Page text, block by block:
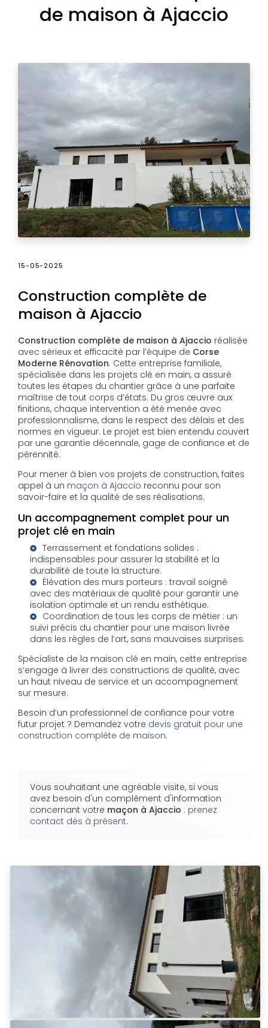
de maison à Ajaccio
15-05-2025
Construction complète de
maison à Ajaccio
Construction complète de maison à Ajaccio réalisée
avec sérieux et efficacité par l’équipe de Corse
Moderne Rénovation. Cette entreprise familiale,
spécialisée dans les projets clé en main, a assuré
toutes les étapes du chantier grâce à une parfaite
maîtrise de tout corps d’états. Du gros œuvre aux
finitions, chaque intervention a été menée avec
professionnalisme, dans le respect des délais et des
normes en vigueur. Le projet est bien entendu couvert
par une garantie décennale, gage de confiance et de
pérennité.
Pour mener à bien vos projets de construction, faites
appel à un maçon à Ajaccio reconnu pour son
savoir-faire et la qualité de ses réalisations.
Un accompagnement complet pour un
projet clé en main
Terrassement et fondations solides :
indispensables pour assurer la stabilité et la
durabilité de toute la structure.
Élévation des murs porteurs : travail soigné
avec des matériaux de qualité pour garantir une
isolation optimale et un rendu esthétique.
Coordination de tous les corps de métier : un
suivi précis du chantier pour une maison livrée
dans les règles de l’art, sans mauvaises surprises.
Spécialiste de la maison clé en main, cette entreprise
s’engage à livrer des constructions de qualité, avec
un haut niveau de service et un accompagnement
sur mesure.
Besoin d’un professionnel de confiance pour votre
futur projet ? Demandez votre devis gratuit pour une
construction complète de maison.
Vous souhaitant une agréable visite, si vous
avez besoin d'un complément d'information
concernant votre maçon à Ajaccio : prenez
contact dès à présent.